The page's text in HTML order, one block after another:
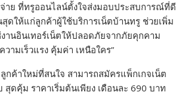
าย ที่ทรูออนไลน์ตั้งใจส่งมอบประสบการณ์ที่ดี
ดให้แก่ลูกค้าผู้ใช้บริการเน็ตบ้านทรู ช่วยเพิ่ม
านอินเทอร์เน็ตให้ปลอดภัยจากภัยคุกคาม
ามเร็วแรง คุ้มค่า เหนือใคร”
กค้าใหม่ที่สนใจ สามารถสมัครแพ็กเกจเน็ต
สุดคุ้ม ราคาเริ่มต้นเพียง เดือนละ 690 บาท